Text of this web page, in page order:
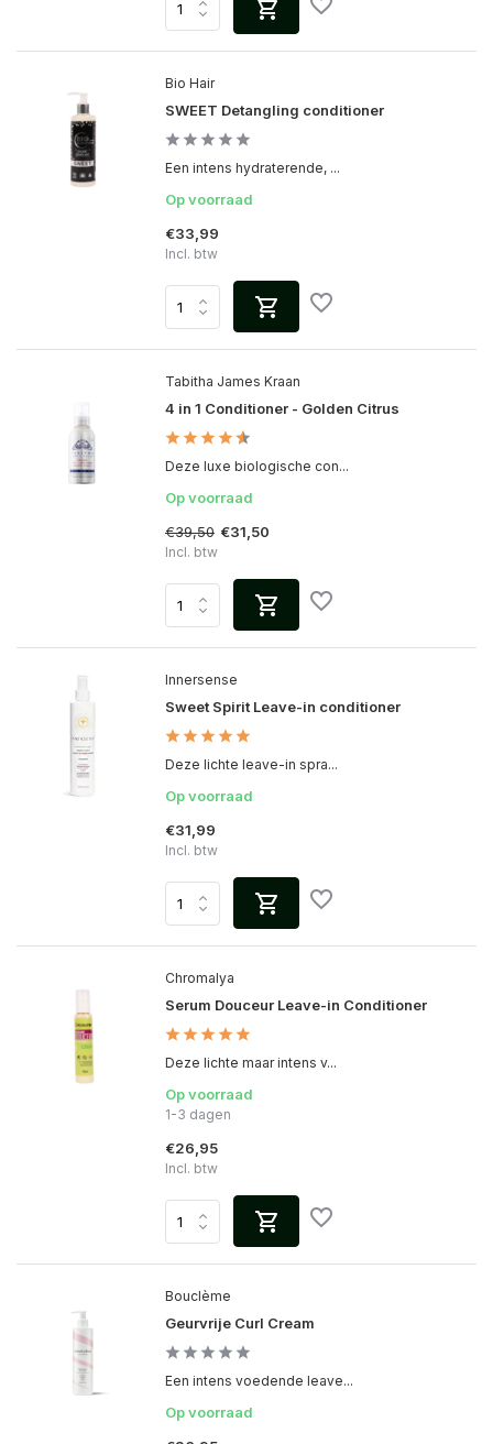
Bio Hair
SWEET Detangling conditioner
Een intens hydraterende, ...
Op voorraad
€33,99
Incl. btw
Tabitha James Kraan
4 in 1 Conditioner - Golden Citrus
Deze luxe biologische con...
Op voorraad
€39,50 €31,50
Incl. btw
Innersense
Sweet Spirit Leave-in conditioner
Deze lichte leave-in spra...
Op voorraad
€31,99
Incl. btw
Chromalya
Serum Douceur Leave-in Conditioner
Deze lichte maar intens v...
Op voorraad
1-3 dagen
€26,95
Incl. btw
Bouclème
Geurvrije Curl Cream
Een intens voedende leave...
Op voorraad